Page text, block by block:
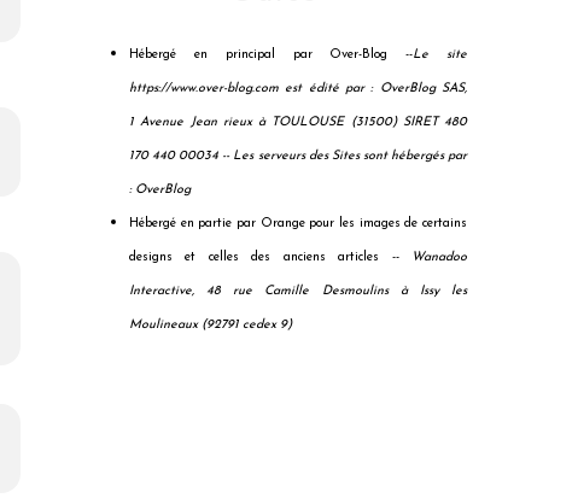
Hébergé en principal par Over-Blog --Le site
https://www.over-blog.com est édité par : OverBlog SAS,
1 Avenue Jean rieux à TOULOUSE (31500) SIRET 480
170 440 00034 -- Les serveurs des Sites sont hébergés par
: OverBlog
Hébergé en partie par Orange pour les images de certains
designs et celles des anciens articles -- Wanadoo
Interactive, 48 rue Camille Desmoulins à Issy les
Moulineaux (92791 cedex 9)